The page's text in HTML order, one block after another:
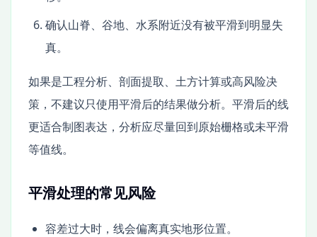
确认山脊、谷地、水系附近没有被平滑到明显失
真。
如果是工程分析、剖面提取、土方计算或高风险决
策，不建议只使用平滑后的结果做分析。平滑后的线
更适合制图表达，分析应尽量回到原始栅格或未平滑
等值线。
平滑处理的常见风险
容差过大时，线会偏离真实地形位置。